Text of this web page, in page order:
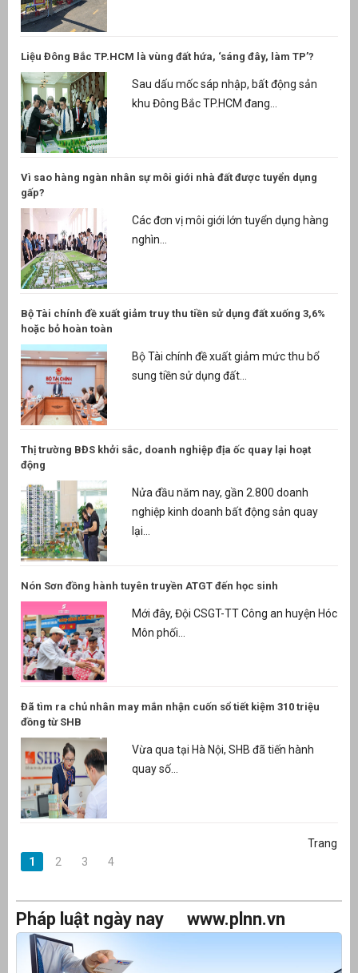
Liệu Đông Bắc TP.HCM là vùng đất hứa, ‘sáng đây, làm TP’?
Sau dấu mốc sáp nhập, bất động sản
khu Đông Bắc TP.HCM đang...
Vì sao hàng ngàn nhân sự môi giới nhà đất được tuyển dụng
gấp?
Các đơn vị môi giới lớn tuyển dụng hàng
nghìn...
Bộ Tài chính đề xuất giảm truy thu tiền sử dụng đất xuống 3,6%
hoặc bỏ hoàn toàn
Bộ Tài chính đề xuất giảm mức thu bổ
sung tiền sử dụng đất...
Thị trường BĐS khởi sắc, doanh nghiệp địa ốc quay lại hoạt
động
Nửa đầu năm nay, gần 2.800 doanh
nghiệp kinh doanh bất động sản quay
lại...
Nón Sơn đồng hành tuyên truyền ATGT đến học sinh
Mới đây, Đội CSGT-TT Công an huyện Hóc
Môn phối...
Đã tìm ra chủ nhân may mắn nhận cuốn sổ tiết kiệm 310 triệu
đồng từ SHB
Vừa qua tại Hà Nội, SHB đã tiến hành
quay số...
Trang
1
2 3 4
Pháp luật ngày nay www.plnn.vn